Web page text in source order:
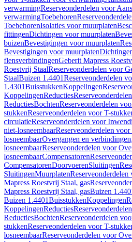
verwarmingReserveonderdelen voor
verwarmingToebehoren
ToebehorenIsolaties voor muurplaten
fittingenDichtingen voor muurplaten
buizenBevestigingen voor muurplaten
Bevestigingen voor muurplaten
flensverbindingenGeberit Mapress
Roestvrij StaalReserveonderdelen voor
StaalBuizen 1.4401Reserveonderdelen
1.4301BuisstukkenKoppelingen
KoppelingenReducties
ReductiesBochtenReserveonderdelen
stukkenReserveonderdelen voor T-
circulatieReserveonderdelen voor
niet-losneembaarReserveonderdelen
losneembaarOvergangen en verbindingen,
losneembaarReserveonderdelen voor
losneembaarCompensatoren
CompensatorenDoorvoerenSluitingen
SluitingenMuurplaten
Mapress Roestvrij Staal, gas
Mapress Roestvrij Staal, gasBuizen
Buizen 1.4401BuisstukkenKoppelingen
KoppelingenReducties
ReductiesBochtenReserveonderdelen
stukkenReserveonderdelen voor T-
losneembaarReserveonderdelen voor